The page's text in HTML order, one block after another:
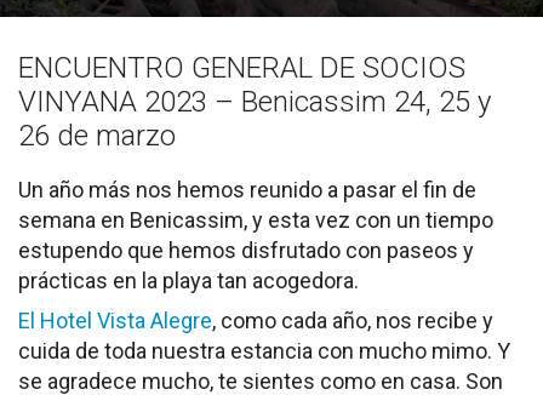
Realizadas
Acompañamiento
Noticias
Vídeos
Contacto
Cómo Colaborar
ENCUENTRO GENERAL DE SOCIOS
VINYANA 2023 – Benicassim 24, 25 y
26 de marzo
Un año más nos hemos reunido a pasar el fin de
semana en Benicassim, y esta vez con un tiempo
estupendo que hemos disfrutado con paseos y
prácticas en la playa tan acogedora.
El Hotel Vista Alegre, como cada año, nos recibe y
cuida de toda nuestra estancia con mucho mimo. Y
se agradece mucho, te sientes como en casa. Son